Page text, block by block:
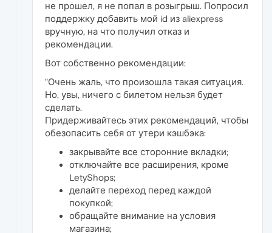
не прошел, я не попал в розыгрыш. Попросил
поддержку добавить мой id из aliexpress
вручную, на что получил отказ и
рекомендации.
Вот собственно рекомендации:
"Очень жаль, что произошла такая ситуация.
Но, увы, ничего с билетом нельзя будет
сделать.
Придерживайтесь этих рекомендаций, чтобы
обезопасить себя от утери кэшбэка:
закрывайте все сторонние вкладки;
отключайте все расширения, кроме
LetyShops;
делайте переход перед каждой
покупкой;
обращайте внимание на условия
магазина;